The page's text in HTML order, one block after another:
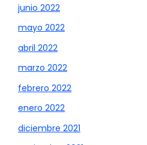
junio 2022
mayo 2022
abril 2022
marzo 2022
febrero 2022
enero 2022
diciembre 2021